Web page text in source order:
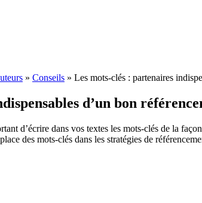
» Conseils » Les mots-clés : partenaires
d’un bon
d’écrire dans vos textes les mots-clés de la
des mots-clés dans les stratégies de